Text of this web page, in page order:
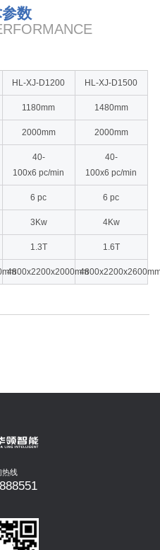
数
HL-XJ-D1200 HL-XJ-D1500
1180mm 1480mm
2000mm 2000mm
40-
100x6 pc/min
40-
100x6 pc/min
6 pc 6 pc
3Kw 4Kw
1.3T 1.6T
4800x2200x2000mm
热线